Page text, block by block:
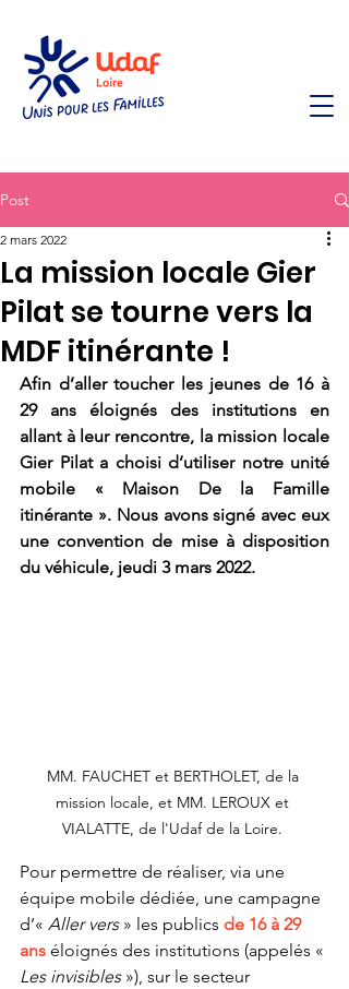
Post
La mission locale Gier
Pilat se tourne vers la
MDF itinérante !
2 mars 2022
Afin d’aller toucher les jeunes de 16 à
29 ans éloignés des institutions en
allant à leur rencontre, la mission locale
Gier Pilat a choisi d’utiliser notre unité
mobile « Maison De la Famille
itinérante ». Nous avons signé avec eux
une convention de mise à disposition
du véhicule, jeudi 3 mars 2022.
MM. FAUCHET et BERTHOLET, de la
mission locale, et MM. LEROUX et
VIALATTE, de l'Udaf de la Loire.
Pour permettre de réaliser, via une
équipe mobile dédiée, une campagne
d’« Aller vers » les publics de 16 à 29
ans éloignés des institutions (appelés «
Les invisibles »), sur le secteur